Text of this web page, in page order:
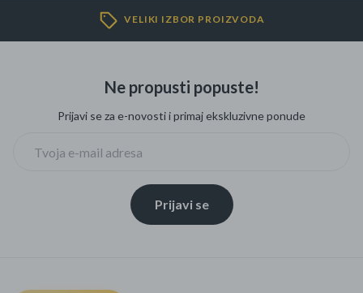
VELIKI IZBOR PROIZVODA
Ne propusti popuste!
Prijavi se za e-novosti i primaj ekskluzivne ponude
Prijavi se